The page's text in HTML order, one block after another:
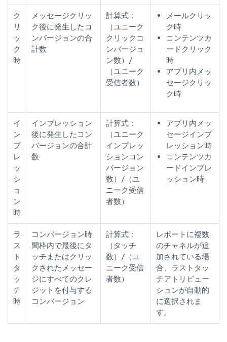
ク
リ
ッ
ク
時
メッセージクリッ
ク後に発生したコ
ンバージョンの合
計数
計算式：
（ユニーク
クリックコ
ンバージョ
ン数）/
（ユニーク
受信者数）
メールクリッ
ク時
コンテンツカ
ードクリック
時
アプリ内メッ
セージクリッ
ク時
イ
ン
プ
レ
ッ
シ
ョ
ン
時
インプレッション
後に発生したコン
バージョンの合計
数
計算式：
（ユニーク
インプレッ
ションコン
バージョン
数）/（ユ
ニーク受信
者数）
アプリ内メッ
セージインプ
レッション時
コンテンツカ
ードインプレ
ッション時
ラ
ス
ト
タ
ッ
チ
時
コンバージョン時
間枠内で最後にタ
ッチまたはクリッ
クされたメッセー
ジにすべてのクレ
ジットを付与する
コンバージョン
計算式：
（タッチ
数）/（ユ
ニーク受信
者数）
レポートに複数
のチャネルが追
加されている場
合、ラストタッ
チアトリビュー
ションが自動的
に選択されま
す。